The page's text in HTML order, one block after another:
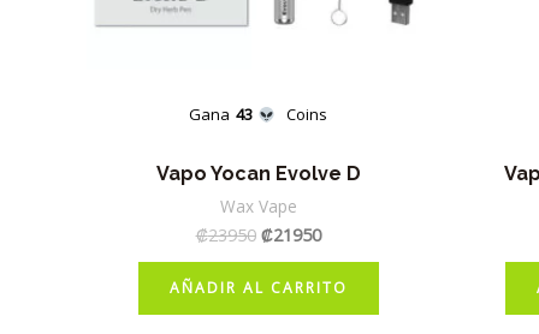
Gana 43 Coins
Vapo Yocan Evolve D
Wax Vape
₡23950 El
original
era:
₡23950.
₡21950El
actual
es:
₡21950.
AÑADIR AL CARRITO